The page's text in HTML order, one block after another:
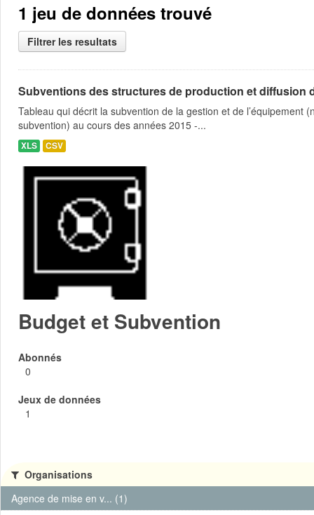
1 jeu de données trouvé
Filtrer les resultats
Subventions des structures de production et diffusion
Tableau qui décrit la subvention de la gestion et de
subvention) au cours des années 2015 -...
XLS CSV
Budget et Subvention
Abonnés
0
Jeux de données
1
Organisations
Agence de mise en v... (1)